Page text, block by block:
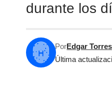
durante los
Última
PorEdgar Torres